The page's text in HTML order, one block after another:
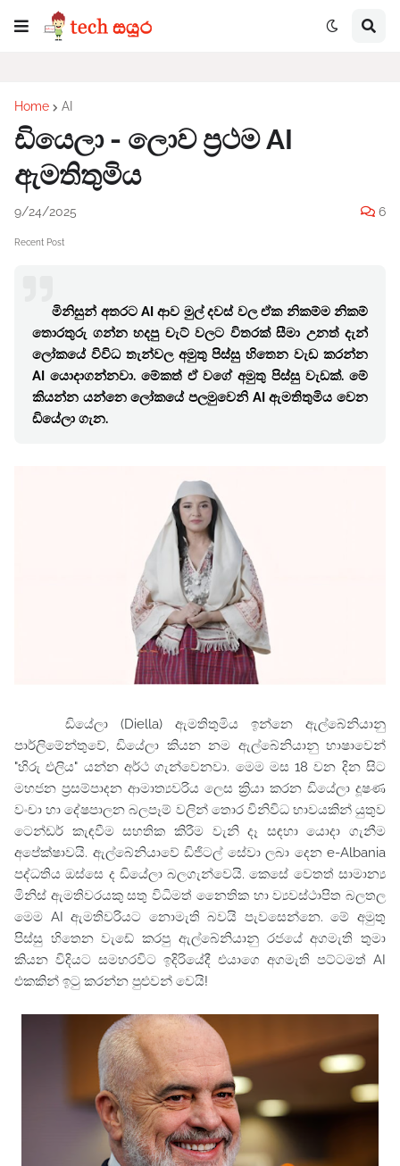
Home AI
ඩියෙලා - ලොව ප්‍රථම AI
ඇමතිතුමිය
9/24/2025 6
Recent Post
මිනිසුන් අතරට AI ආව මුල් දවස් වල ඒක නිකම්ම නිකම්
තොරතුරු ගන්න හදපු චැට් වලට විතරක් සීමා උනත් දැන්
ලෝකයේ විවිධ තැන්වල අමුතු පිස්සු හිතෙන වැඩ කරන්න
AI යොදාගන්නවා. මේකත් ඒ වගේ අමුතු පිස්සු වැඩක්. මේ
කියන්න යන්නෙ ලෝකයේ පලමුවෙනි AI ඇමතිතුමිය වෙන
ඩියේලා ගැන.
ඩියේලා (Diella)ඇමතිතුමිය ඉන්නෙ ඇල්බේනියානු
පාර්ලිමේන්තුවේ, ඩියේලා කියන නම ඇල්බේනියානු භාෂාවෙන්
"හිරු එලිය" යන්න අර්ථ ගැන්වෙනවා. මෙම මස 18 වන දින සිට
මහජන ප්‍රසම්පාදන ආමාත්‍යවරිය ලෙස ක්‍රියා කරන ඩියේලා දූෂණ
වංචා හා දේෂපාලන බලපෑම් වලින් තොර විනිවිධ භාවයකින් යුතුව
ටෙන්ඩර් කැඳවීම සහතික කිරීම වැනි දෑ සඳහා යොදා ගැනීම
අපේක්ෂාවයි. ඇල්බේනියාවේ ඩිජිටල් සේවා ලබා දෙන e-Albania
පද්ධතිය ඔස්සෙ ද ඩියේලා බලගැන්වෙයි. කෙසේ වෙතත් සාමාන්‍ය
මිනිස් ඇමතිවරයකු සතු විධිමත් නෛතික හා ව්‍යවස්ථාපිත බලතල
මෙම AI ඇමතිවරියට නොමැති බවයි පැවසෙන්නෙ. මේ අමුතු
පිස්සු හිතෙන වැඩේ කරපු ඇල්බේනියානු රජයේ අගමැති තුමා
කියන විදියට සමහරවිට ඉදිරියේදී එයාගෙ අගමැති පට්ටමත් AI
එකකින් ඉටු කරන්න පුළුවන් වෙයි!